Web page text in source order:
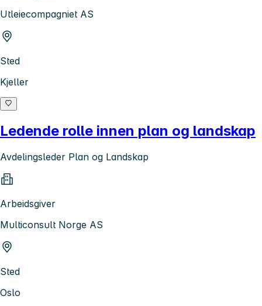
Utleiecompagniet AS
Sted
Kjeller
Ledende rolle innen plan og landskap
Avdelingsleder Plan og Landskap
Arbeidsgiver
Multiconsult Norge AS
Sted
Oslo